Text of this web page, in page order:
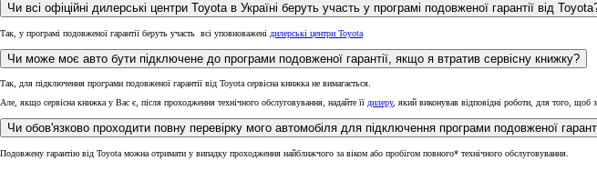
Чи всі офіційні дилерські центри Toyota в Україні беруть участь у програмі подовженої гарантії від
Так, у програмі подовженої гарантії беруть участь всі уповноважені дилерські центри Toyota
Чи може моє авто бути підключене до програми подовженої гарантії, якщо я втратив сервісну книжку?
Так, для підключення програми подовженої гарантії від Toyota сервісна книжка не вимагається.
Але, якщо сервісна книжка у Вас є, після проходження технічного обслуговування, надайте її дилеру, який виконував відповідні роботи, для того, щоб
Чи обов'язково проходити повну перевірку мого автомобіля для підключення програми подовженої
Подовжену гарантію від Toyota можна отримати у випадку проходження найближчого за віком або пробігом повного* технічного обслуговування.